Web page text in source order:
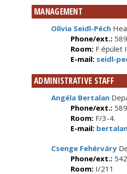
MANAGEMENT
Olívia Seidl-Péch
Phone/ext.:
Room: F épület
E-mail: seidl-
ADMINISTRATIVE STAFF
Angéla Bertalan
Phone/ext.:
Room: F/3-4.
E-mail:
Csenge Fehérváry
Phone/ext.:
Room: I/211